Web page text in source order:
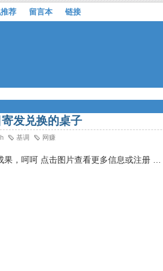
荐 留言本 链接
发兑换的桌子
基调 网赚
，呵呵 点击图片查看更多信息或注册 …